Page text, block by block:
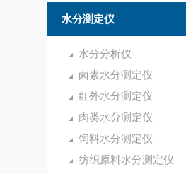
水分测定仪
水分分析仪
卤素水分测定仪
红外水分测定仪
肉类水分测定仪
饲料水分测定仪
纺织原料水分测定仪